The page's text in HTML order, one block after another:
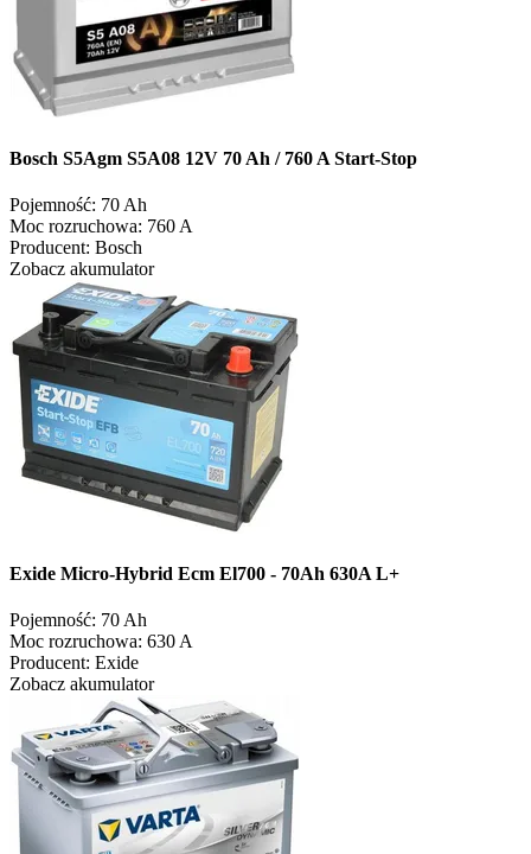
Bosch S5Agm S5A08 12V 70 Ah / 760 A Start-Stop
Pojemność: 70 Ah
Moc rozruchowa: 760 A
Producent: Bosch
Zobacz akumulator
Exide Micro-Hybrid Ecm El700 - 70Ah 630A L+
Pojemność: 70 Ah
Moc rozruchowa: 630 A
Producent: Exide
Zobacz akumulator